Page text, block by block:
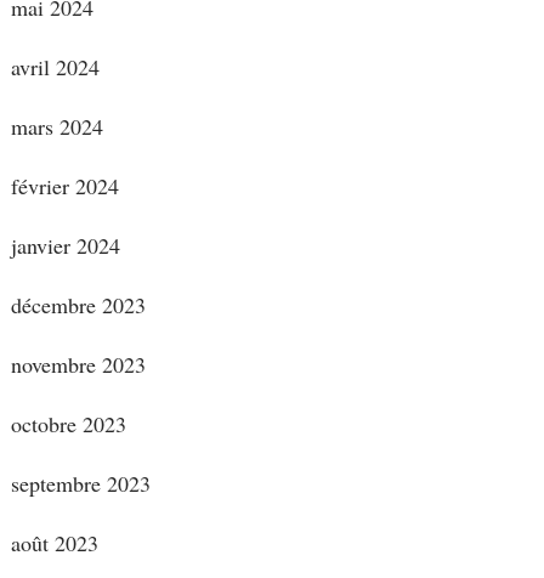
mai 2024
avril 2024
mars 2024
février 2024
janvier 2024
décembre 2023
novembre 2023
octobre 2023
septembre 2023
août 2023